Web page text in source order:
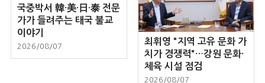
국중박서 韓·美·日·泰 전문
가가 들려주는 태국 불교
이야기
2026/08/07
최휘영 "지역 고유 문화 가
치가 경쟁력"…강원 문화·
체육 시설 점검
2026/08/07